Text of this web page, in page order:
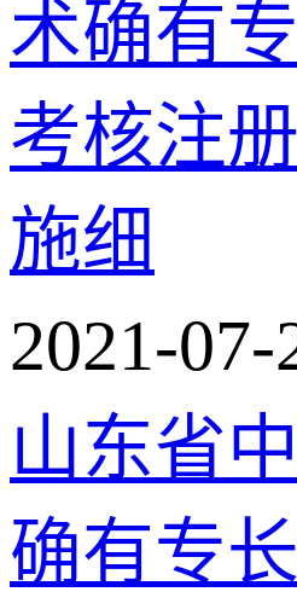
术确有
考核注
施细
2021-07-
山东省
确有专